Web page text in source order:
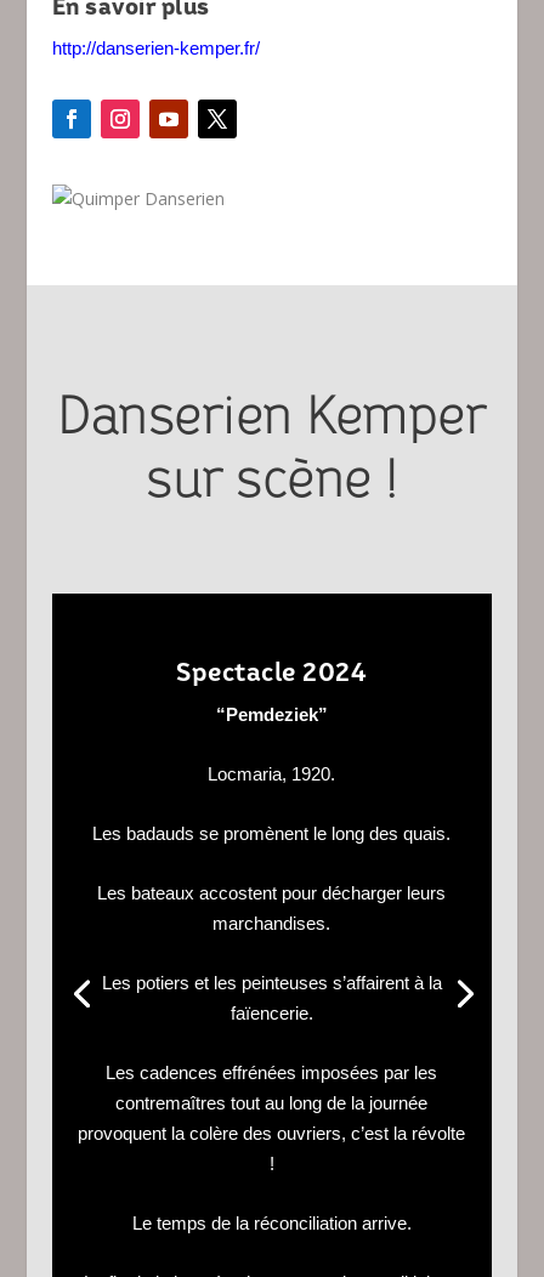
En savoir plus
http://danserien-kemper.fr/
Danserien Kemper
sur scène !
Spectacle 2024
“Pemdeziek”
Locmaria, 1920.
Les badauds se promènent le long des quais.
Les bateaux accostent pour décharger leurs
marchandises.
Les potiers et les peinteuses s’affairent à la
faïencerie.
Les cadences effrénées imposées par les
contremaîtres tout au long de la journée
provoquent la colère des ouvriers, c’est la révolte
!
Le temps de la réconciliation arrive.